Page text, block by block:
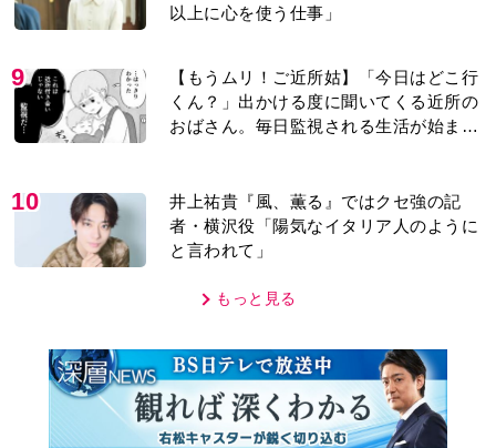
以上に心を使う仕事」
9
【もうムリ！ご近所姑】「今日はどこ行
くん？」出かける度に聞いてくる近所の
おばさん。毎日監視される生活が始ま
10
井上祐貴『風、薫る』ではクセ強の記
者・横沢役「陽気なイタリア人のように
と言われて」
もっと見る